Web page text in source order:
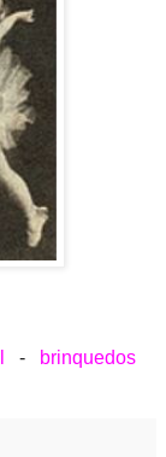
-
brinquedos